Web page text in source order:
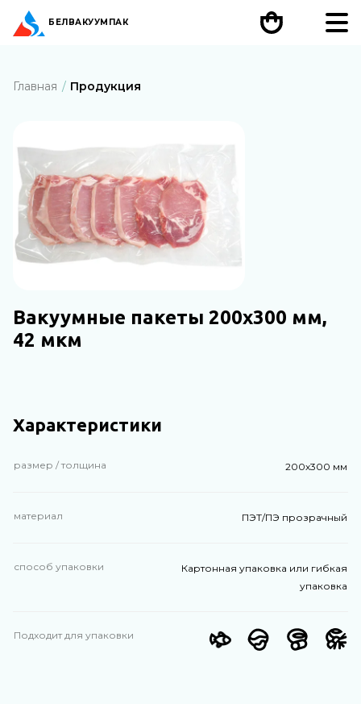
БЕЛВАКУУМПАК
Главная Продукция
Вакуумные пакеты 200х300 мм,
42 мкм
Характеристики
размер / толщина 200х300 мм
материал ПЭТ/ПЭ прозрачный
способ упаковки
Картонная упаковка или гибкая
упаковка
Подходит для упаковки